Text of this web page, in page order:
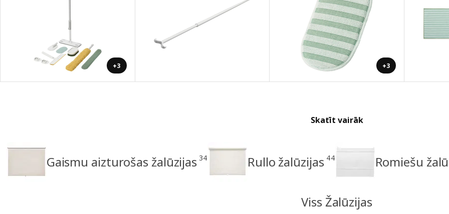
+3 +3
Skatīt vairāk
Gaismu aizturošas žalūzijas 34 Rullo žalūzijas 44 Romiešu
Viss Žalūzijas